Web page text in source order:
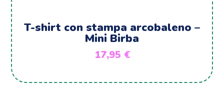
T-shirt con stampa arcobaleno –
Mini Birba
17,95 €